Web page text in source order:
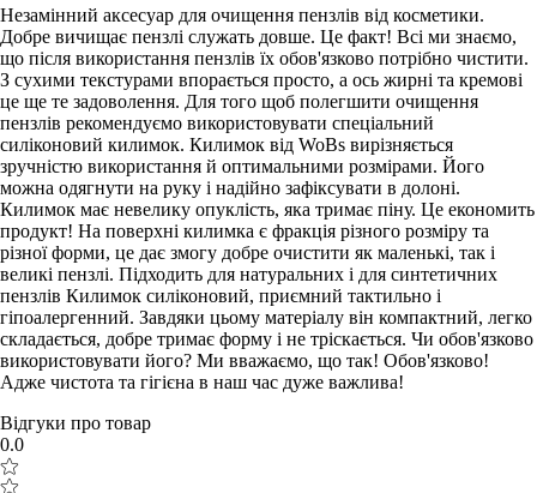
Незамінний аксесуар для очищення пензлів від косметики.
Добре вичищає пензлі служать довше. Це факт! Всі ми знаємо,
що після використання пензлів їх обов'язково потрібно чистити.
З сухими текстурами впорається просто, а ось жирні та кремові
це ще те задоволення. Для того щоб полегшити очищення
пензлів рекомендуємо використовувати спеціальний
силіконовий килимок. Килимок від WoBs вирізняється
зручністю використання й оптимальними розмірами. Його
можна одягнути на руку і надійно зафіксувати в долоні.
Килимок має невелику опуклість, яка тримає піну. Це економить
продукт! На поверхні килимка є фракція різного розміру та
різної форми, це дає змогу добре очистити як маленькі, так і
великі пензлі. Підходить для натуральних і для синтетичних
пензлів Килимок силіконовий, приємний тактильно і
гіпоалергенний. Завдяки цьому матеріалу він компактний, легко
складається, добре тримає форму і не тріскається. Чи обов'язково
використовувати його? Ми вважаємо, що так! Обов'язково!
Адже чистота та гігієна в наш час дуже важлива!
Відгуки про товар
0.0